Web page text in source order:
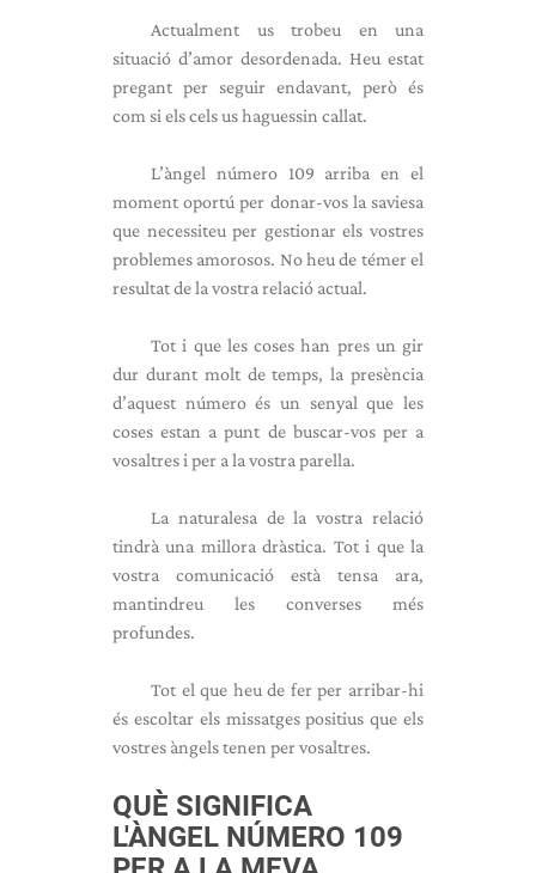
Actualment us trobeu en una
situació d’amor desordenada. Heu estat
pregant per seguir endavant, però és
com si els cels us haguessin callat.
L’àngel número 109 arriba en el
moment oportú per donar-vos la saviesa
que necessiteu per gestionar els vostres
problemes amorosos. No heu de témer el
resultat de la vostra relació actual.
Tot i que les coses han pres un gir
dur durant molt de temps, la presència
d’aquest número és un senyal que les
coses estan a punt de buscar-vos per a
vosaltres i per a la vostra parella.
La naturalesa de la vostra relació
tindrà una millora dràstica. Tot i que la
vostra comunicació està tensa ara,
mantindreu les converses més
profundes.
Tot el que heu de fer per arribar-hi
és escoltar els missatges positius que els
vostres àngels tenen per vosaltres.
QUÈ SIGNIFICA
L'ÀNGEL NÚMERO 109